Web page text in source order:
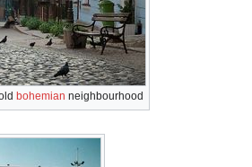
bohemian neighbourhood